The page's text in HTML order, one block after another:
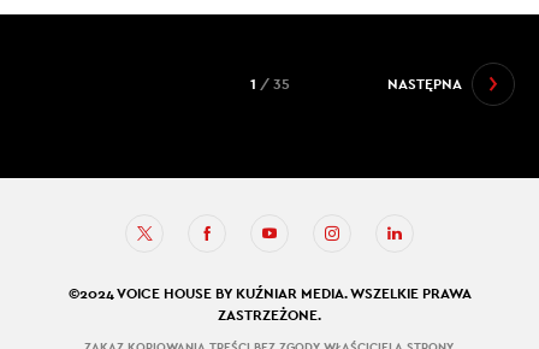
NASTĘPNA
1 / 35
©2024 VOICE HOUSE BY KUŹNIAR MEDIA. WSZELKIE PRAWA
ZASTRZEŻONE.